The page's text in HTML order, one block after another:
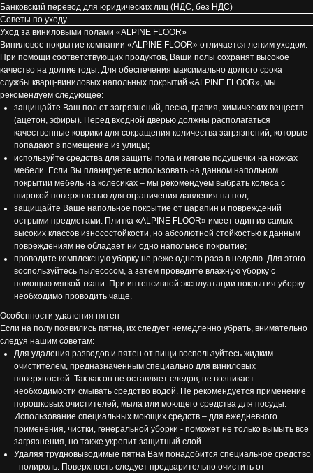
Банковский перевод для юридических лиц (НДС, без НДС)
Советы по уходу
Уход за виниловыми полами «ALPINE FLOOR»
Виниловое покрытие компании «ALPINE FLOOR» отличается легким уходом.
При помощи соответствующих продуктов, Ваши полы сохранят высокое
качество на долгие годы. Для обеспечения максимально долгого срока
службы кварц-виниловых напольных покрытий «ALPINE FLOOR», мы
рекомендуем следующее:
защищайте Ваш пол от загрязнений, песка, гравия, химических веществ
(ацетон, эфиры). Перед входной дверью должны располагаться
качественные коврики для сокращения количества загрязнений, которые
попадают в помещение из улицы;
используйте средства для защиты пола и мягкие подушечки на ножках
мебели. Если Вы планируете использовать на данном напольном
покрытии мебель на колесиках – мы рекомендуем выбрать колеса с
широкой поверхностью для ограничения давления на пол;
защищайте Ваше напольное покрытие от царапин и повреждений
острыми предметами. Плитка «ALPINE FLOOR» имеет один из самых
высоких классов износостойкости, но абсолютной стойкостью к данным
повреждениям не обладает ни одно напольное покрытие;
проводите комплексную уборку не реже одного раза в неделю. Для этого
воспользуйтесь пылесосом, а затем проведите влажную уборку с
помощью мягкой ткани. При интенсивной эксплуатации покрытия уборку
необходимо проводить чаще.
Особенности удаления пятен
Если на полу появились пятна, их следует немедленно убрать, внимательно
следуя нашим советам:
Для удаления разводов и пятен от пищи воспользуйтесь жидким
очистителем, предназначенным специально для виниловых
поверхностей. Так как он не оставляет следов, не возникает
необходимости смывать средство водой. Не рекомендуется применение
порошковых очистителей, мыла или моющего средства для посуды.
Использование специальных моющих средств – для ежедневного
применения, чистки, генеральной уборки - поможет не только вымыть все
загрязнения, но также укрепит защитный слой.
Удаляя трудновыводимые пятна Вам понадобится специальное средство
- полироль. Поверхность следует предварительно очистить от